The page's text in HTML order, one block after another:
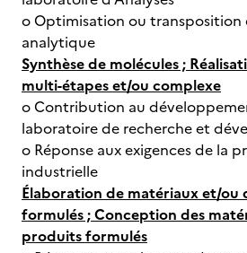
o Optimisation ou transposition
analytique
Synthèse de molécules ;
multi-étapes et/ou complexe
o Contribution au
laboratoire de recherche et
o Réponse aux exigences de la
industrielle
Élaboration de matériaux et/ou
formulés ; Conception des
produits formulés